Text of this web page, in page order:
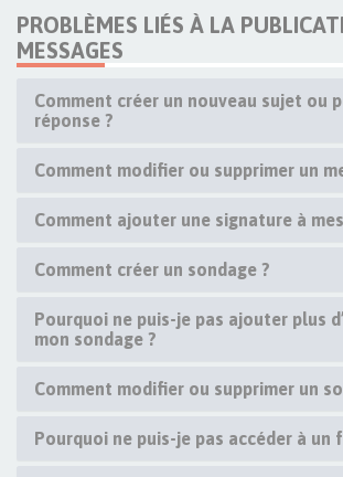
PROBLÈMES LIÉS À LA
MESSAGES
Comment créer un nouveau sujet ou
réponse ?
Comment modifier ou supprimer un
Comment ajouter une signature à
Comment créer un sondage ?
Pourquoi ne puis-je pas ajouter plus
mon sondage ?
Comment modifier ou supprimer un
Pourquoi ne puis-je pas accéder à un